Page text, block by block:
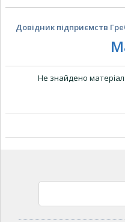
Довідник підприємств
Не знайдено